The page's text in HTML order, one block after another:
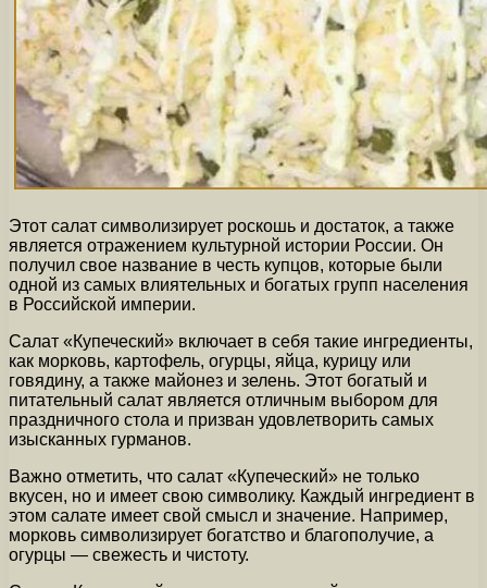
Этот салат символизирует роскошь и достаток, а также
является отражением культурной истории России. Он
получил свое название в честь купцов, которые были
одной из самых влиятельных и богатых групп населения
в Российской империи.
Салат «Купеческий» включает в себя такие ингредиенты,
как морковь, картофель, огурцы, яйца, курицу или
говядину, а также майонез и зелень. Этот богатый и
питательный салат является отличным выбором для
праздничного стола и призван удовлетворить самых
изысканных гурманов.
Важно отметить, что салат «Купеческий» не только
вкусен, но и имеет свою символику. Каждый ингредиент в
этом салате имеет свой смысл и значение. Например,
морковь символизирует богатство и благополучие, а
огурцы — свежесть и чистоту.